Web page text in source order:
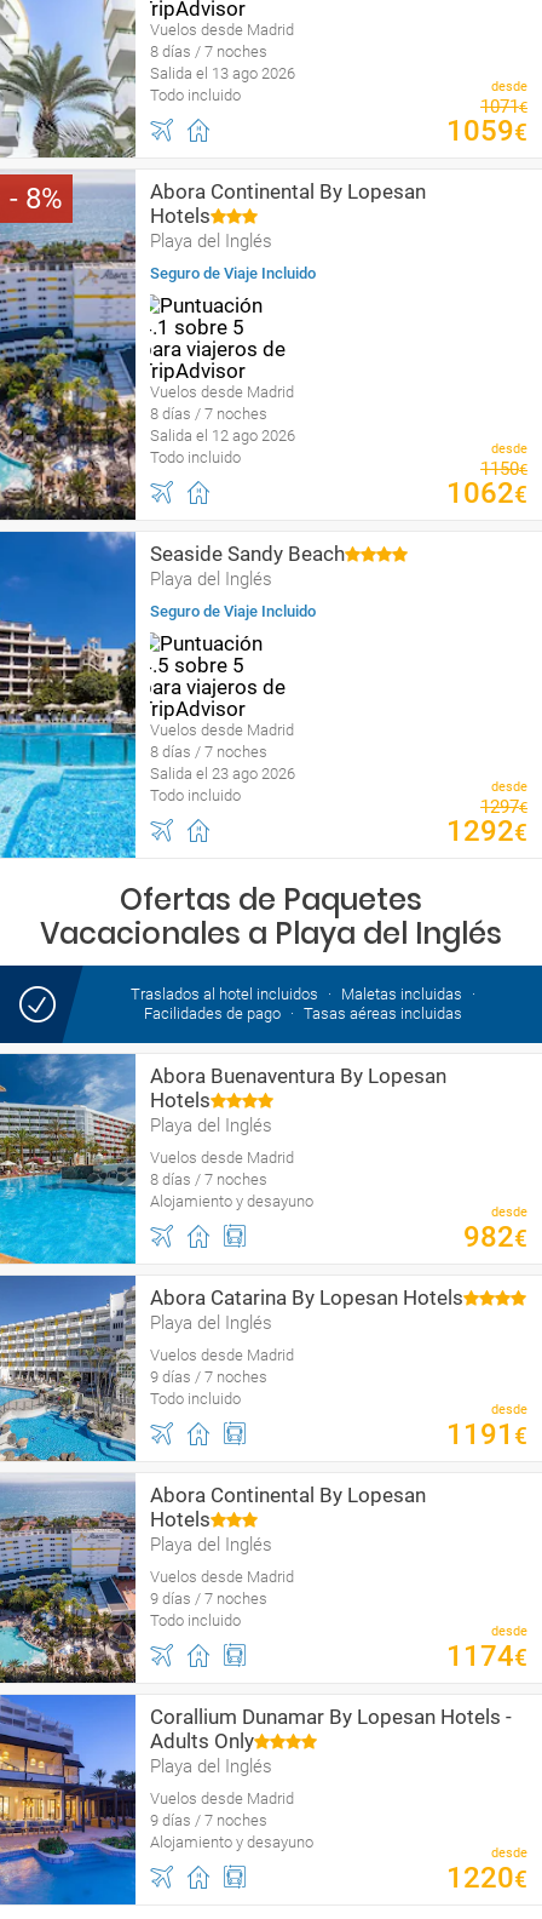
Vuelos desde Madrid
8 días / 7 noches
Salida el 13 ago 2026
Todo incluido
desde
1071€
1059€
8
Abora Continental By Lopesan
Hotels
Playa del Inglés
Seguro de Viaje Incluido
Vuelos desde Madrid
8 días / 7 noches
Salida el 12 ago 2026
Todo incluido
desde
1150€
1062€
Seaside Sandy Beach
Playa del Inglés
Seguro de Viaje Incluido
Vuelos desde Madrid
8 días / 7 noches
Salida el 23 ago 2026
Todo incluido
desde
1297€
1292€
Ofertas de Paquetes
Vacacionales a Playa del Inglés
Traslados al hotel incluidos
Maletas incluidas
Facilidades de pago
Tasas aéreas incluidas
Abora Buenaventura By Lopesan
Hotels
Playa del Inglés
Vuelos desde Madrid
8 días / 7 noches
Alojamiento y desayuno
desde
982€
Abora Catarina By Lopesan Hotels
Playa del Inglés
Vuelos desde Madrid
9 días / 7 noches
Todo incluido
desde
1191 €
Abora Continental By Lopesan
Hotels
Playa del Inglés
Vuelos desde Madrid
9 días / 7 noches
Todo incluido
desde
1174€
Corallium Dunamar By Lopesan Hotels -
Adults Only
Playa del Inglés
Vuelos desde Madrid
9 días / 7 noches
Alojamiento y desayuno
desde
1220€